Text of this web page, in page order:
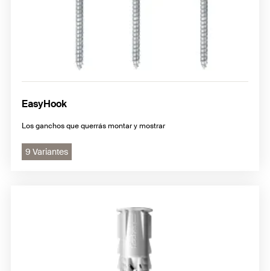
EasyHook
Los ganchos que querrás montar y mostrar
9 Variantes